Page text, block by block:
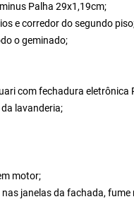
Palha 29x1,19cm;
e corredor do segundo
o geminado;
com fechadura eletrônica
lavanderia;
motor;
janelas da fachada,